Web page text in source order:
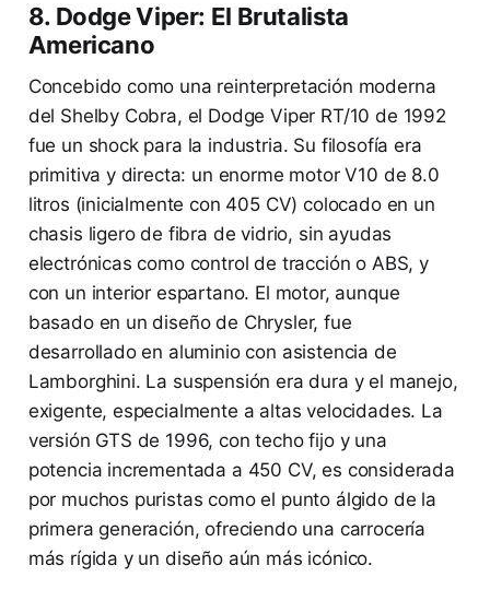
8. Dodge Viper: El Brutalista
Americano
Concebido como una reinterpretación moderna
del Shelby Cobra, el Dodge Viper RT/10 de 1992
fue un shock para la industria. Su filosofía era
primitiva y directa: un enorme motor V10 de 8.0
litros (inicialmente con 405 CV) colocado en un
chasis ligero de fibra de vidrio, sin ayudas
electrónicas como control de tracción o ABS, y
con un interior espartano. El motor, aunque
basado en un diseño de Chrysler, fue
desarrollado en aluminio con asistencia de
Lamborghini. La suspensión era dura y el manejo,
exigente, especialmente a altas velocidades. La
versión GTS de 1996, con techo fijo y una
potencia incrementada a 450 CV, es considerada
por muchos puristas como el punto álgido de la
primera generación, ofreciendo una carrocería
más rígida y un diseño aún más icónico.